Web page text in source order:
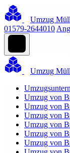
Umzug
01579-2644010
Umzug
Umzug von
Umzug von
Umzug von
Umzug von
Umzug von
Umzug von